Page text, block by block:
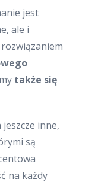
jest
ale i
także się
jeszcze inne,
są
na każdy